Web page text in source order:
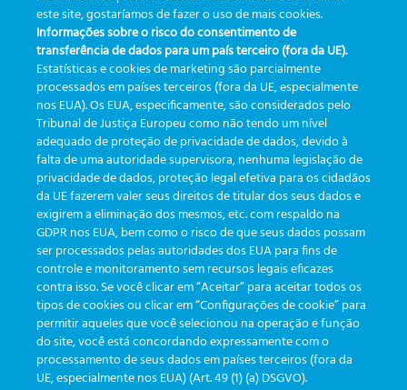
laboratórios no Brasil? Meus
insights com Akiko Hiramoto.
vende apenas exames, vende
segurança e experiência
CATEGORIES
Updates(19)
Events (19)
Features(35)
Newsletters(111)
TAGS
este site, gostaríamos de fazer o uso de mais cookies.
Informações sobre o risco do consentimento de
transferência de dados para um país terceiro (fora da UE).
Estatísticas e cookies de marketing são parcialmente
processados em países terceiros (fora da UE, especialmente
nos EUA). Os EUA, especificamente, são considerados pelo
Tribunal de Justiça Europeu como não tendo um nível
adequado de proteção de privacidade de dados, devido à
falta de uma autoridade supervisora, nenhuma legislação de
privacidade de dados, proteção legal efetiva para os cidadãos
da UE fazerem valer seus direitos de titular dos seus dados e
exigirem a eliminação dos mesmos, etc. com respaldo na
GDPR nos EUA, bem como o risco de que seus dados possam
ser processados pelas autoridades dos EUA para fins de
controle e monitoramento sem recursos legais eficazes
contra isso. Se você clicar em “Aceitar” para aceitar todos os
tipos de cookies ou clicar em “Configurações de cookie” para
permitir aqueles que você selecionou na operação e função
do site, você está concordando expressamente com o
processamento de seus dados em países terceiros (fora da
UE, especialmente nos EUA) (Art. 49 (1) (a) DSGVO).